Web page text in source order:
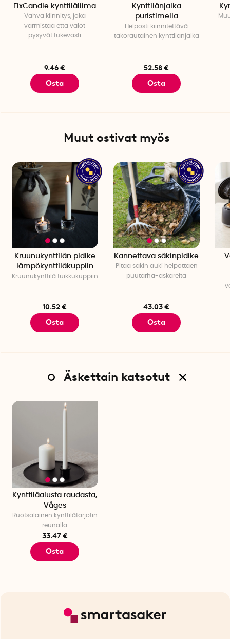
FixCandle kynttiläliima
Vahva kiinnitys, joka
varmistaa että valot
pysyvät tukevasti
9.46 €
Osta
Kynttilänjalka
puristimella
Helposti kiinnitettävä
takorautainen kynttilänjalka
52.58 €
Osta
Muut ostivat myös
Kruunukynttilän pidike
lämpökynttiläkuppiin
Kruunukynttilä tuikkukuppiin
10.52 €
Osta
Kannettava säkinpidike
Pitää säkin auki helpottaen
puutarha-askareita
43.03 €
Osta
Äskettain katsotut
Kynttiläalusta raudasta,
Våges
Ruotsalainen kynttilätarjotin
reunalla
33.47 €
Osta